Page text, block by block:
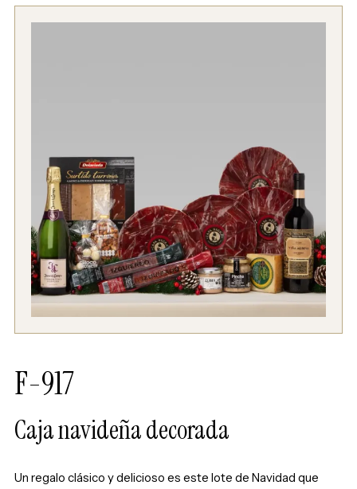
F-917
Caja navideña decorada
Un regalo clásico y delicioso es este lote de Navidad que